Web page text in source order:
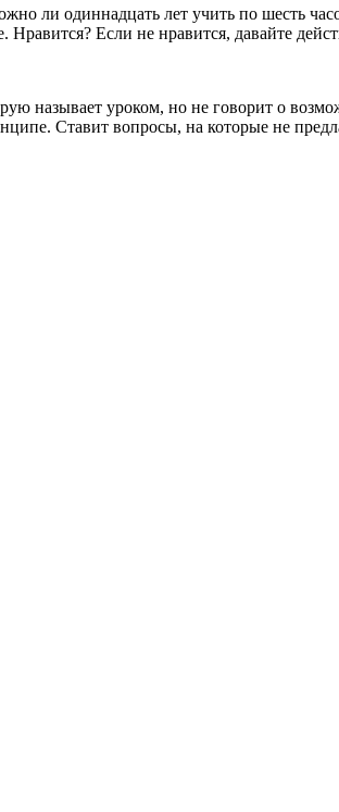
ли одиннадцать лет учить по шесть
Если не нравится, давайте
называет уроком, но не говорит о
Ставит вопросы, на которые не